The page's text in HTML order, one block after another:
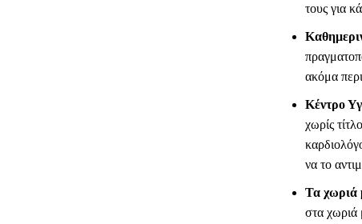
τους για
ακόμα
Κέντρο
χωρίς
να το
Τα χωριά
στα χωριά